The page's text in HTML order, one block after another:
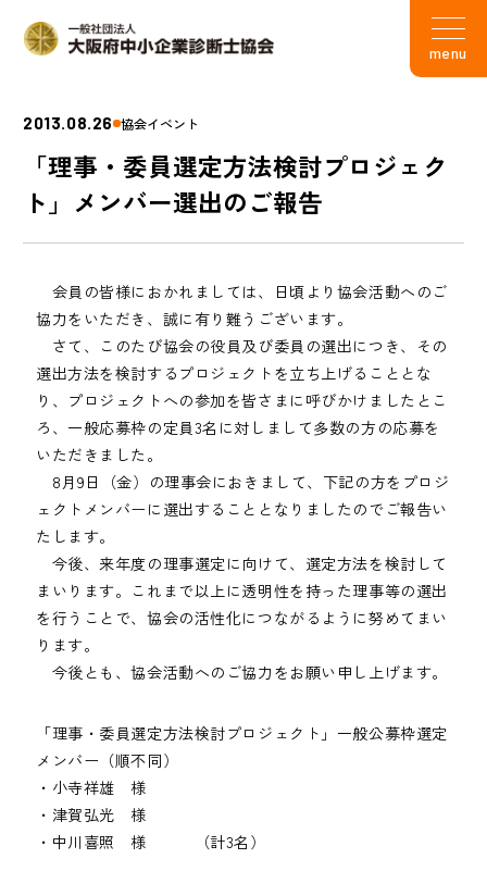
menu
2013.08.26 協会イベント
「理事・委員選定方法検討プロジェク
ト」メンバー選出のご報告
会員の皆様におかれましては、日頃より協会活動へのご
協力をいただき、誠に有り難うございます。
さて、このたび協会の役員及び委員の選出につき、その
選出方法を検討するプロジェクトを立ち上げることとな
り、プロジェクトへの参加を皆さまに呼びかけましたとこ
ろ、一般応募枠の定員3名に対しまして多数の方の応募を
いただきました。
8月9日（金）の理事会におきまして、下記の方をプロジ
ェクトメンバーに選出することとなりましたのでご報告い
たします。
今後、来年度の理事選定に向けて、選定方法を検討して
まいります。これまで以上に透明性を持った理事等の選出
を行うことで、協会の活性化につながるように努めてまい
ります。
今後とも、協会活動へのご協力をお願い申し上げます。
「理事・委員選定方法検討プロジェクト」一般公募枠選定
メンバー（順不同）
・小寺祥雄 様
・津賀弘光 様
・中川喜照 様 （計3名）